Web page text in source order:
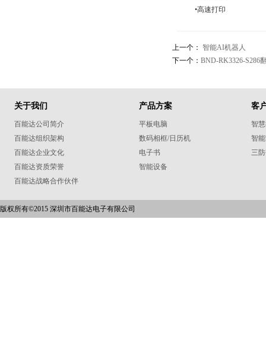
•高速打印
上一个： 智能AI机器人
下一个： BND-RK3326-S286
关于我们
百能达公司简介
百能达组织架构
百能达企业文化
百能达资质荣誉
百能达战略合作伙伴
产品方案
平板电脑
数码相框/日历机
电子书
智能设备
客
智
智
三
版权所有©2015 深圳市百能达电子有限公司